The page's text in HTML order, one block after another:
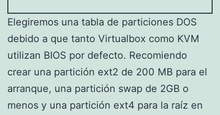
Elegiremos una tabla de particiones DOS
debido a que tanto Virtualbox como KVM
utilizan BIOS por defecto. Recomiendo
crear una partición ext2 de 200 MB para el
arranque, una partición swap de 2GB o
menos y una partición ext4 para la raíz en